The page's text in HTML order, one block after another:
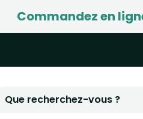
Commandez en